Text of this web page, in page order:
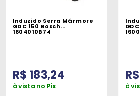
Peças
Oficina
Mecânica
Induzido Serra Mármore
GDC 150 Bosch
1604010B74
R$ 183,24
à vista no Pix à